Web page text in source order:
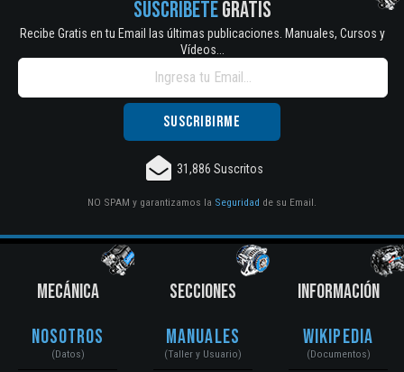
SUSCRÍBETEGRATIS
Recibe Gratis en tu Email las últimas publicaciones. Manuales, Cursos y
Vídeos...
31,886 Suscritos
NO SPAM y garantizamos la Seguridad de su Email.
MECÁNICA
Nosotros
(Datos)
SECCIONES
Manuales
(Taller y Usuario)
INFORMACIÓN
Wikipedia
(Documentos)